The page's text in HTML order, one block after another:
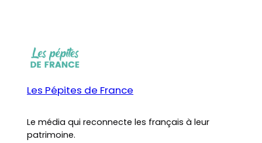
Les Pépites de France
Le média qui reconnecte les français à leur
patrimoine.